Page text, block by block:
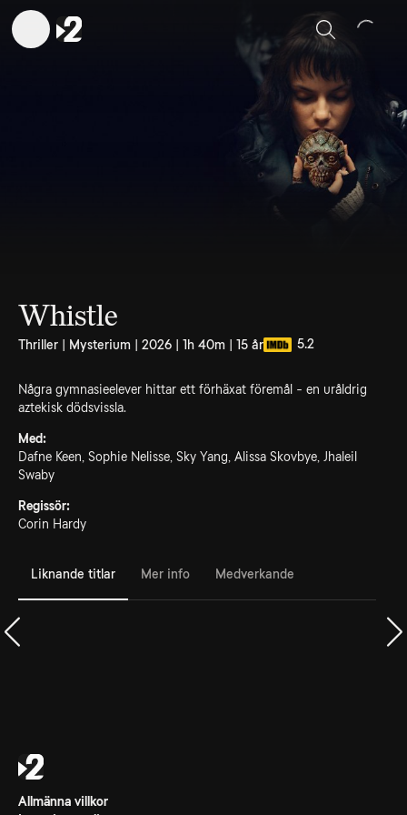
Sök
Whistle
Thriller | Mysterium | 2026 | 1h 40m | 15 år 5.2
Några gymnasieelever hittar ett förhäxat föremål - en uråldrig
aztekisk dödsvissla.
Med:
Dafne Keen, Sophie Nelisse, Sky Yang, Alissa Skovbye, Jhaleil
Swaby
Regissör:
Corin Hardy
Liknande titlar Mer info Medverkande
Allmänna villkor